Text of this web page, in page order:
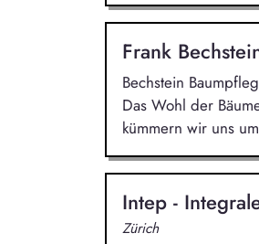
Frank
Bechstein
Das Wohl der
kümmern wir uns
Intep -
Zürich